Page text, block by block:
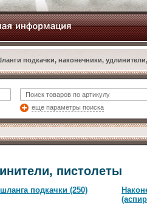
подкачки, наконечники,
еще параметры поиска
пистолеты
подкачки (250)